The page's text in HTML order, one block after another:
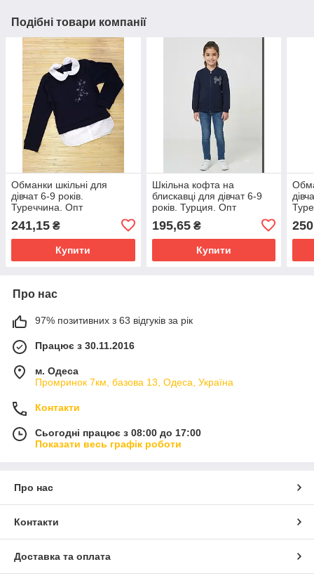
Подібні товари компанії
Обманки шкільні для
дівчат 6-9 років.
Туреччина. Опт
241,15 ₴
Купити
Шкільна кофта на
блискавці для дівчат 6-9
років. Турция. Опт
195,65₴
Купити
Про нас
97% позитивних з 63 відгуків за рік
Працює з 30.11.2016
м. Одеса
Промринок 7км, базова 13, Одеса, Україна
Контакти
Сьогодні працює з 08:00 до 17:00
Показати весь графік роботи
Про нас
Контакти
Доставка та оплата